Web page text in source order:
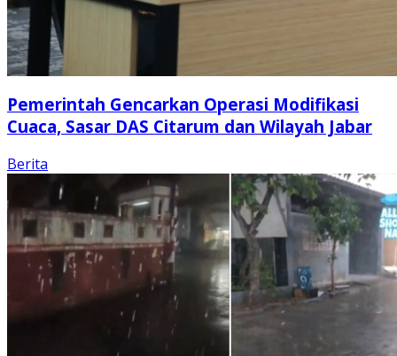
Pemerintah Gencarkan Operasi Modifikasi
Cuaca, Sasar DAS Citarum dan Wilayah Jabar
Berita